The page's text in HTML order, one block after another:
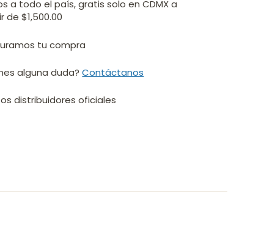
a todo el país, gratis solo en CDMX a
de $1,500.00
tu compra
alguna duda?Contáctanos
distribuidores oficiales